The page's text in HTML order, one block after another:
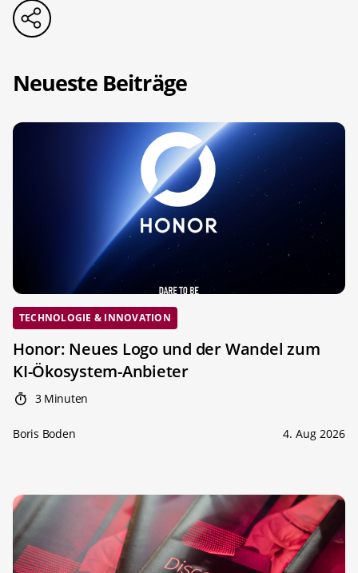
Neueste Beiträge
TECHNOLOGIE & INNOVATION
Honor: Neues Logo und der Wandel zum
KI-Ökosystem-Anbieter
3 Minuten
Boris Boden 4. Aug 2026